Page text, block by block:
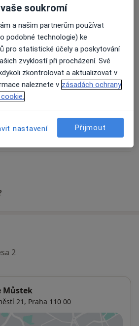
2
Můstek
21, Praha 110 00
soukromí
a našim partnerům používat
podobné technologie) ke
pro statistické účely a poskytování
zvyklostí při procházení. Své
zkontrolovat a aktualizovat v
naleznete v zásadách ochrany
nastavení Přijmout